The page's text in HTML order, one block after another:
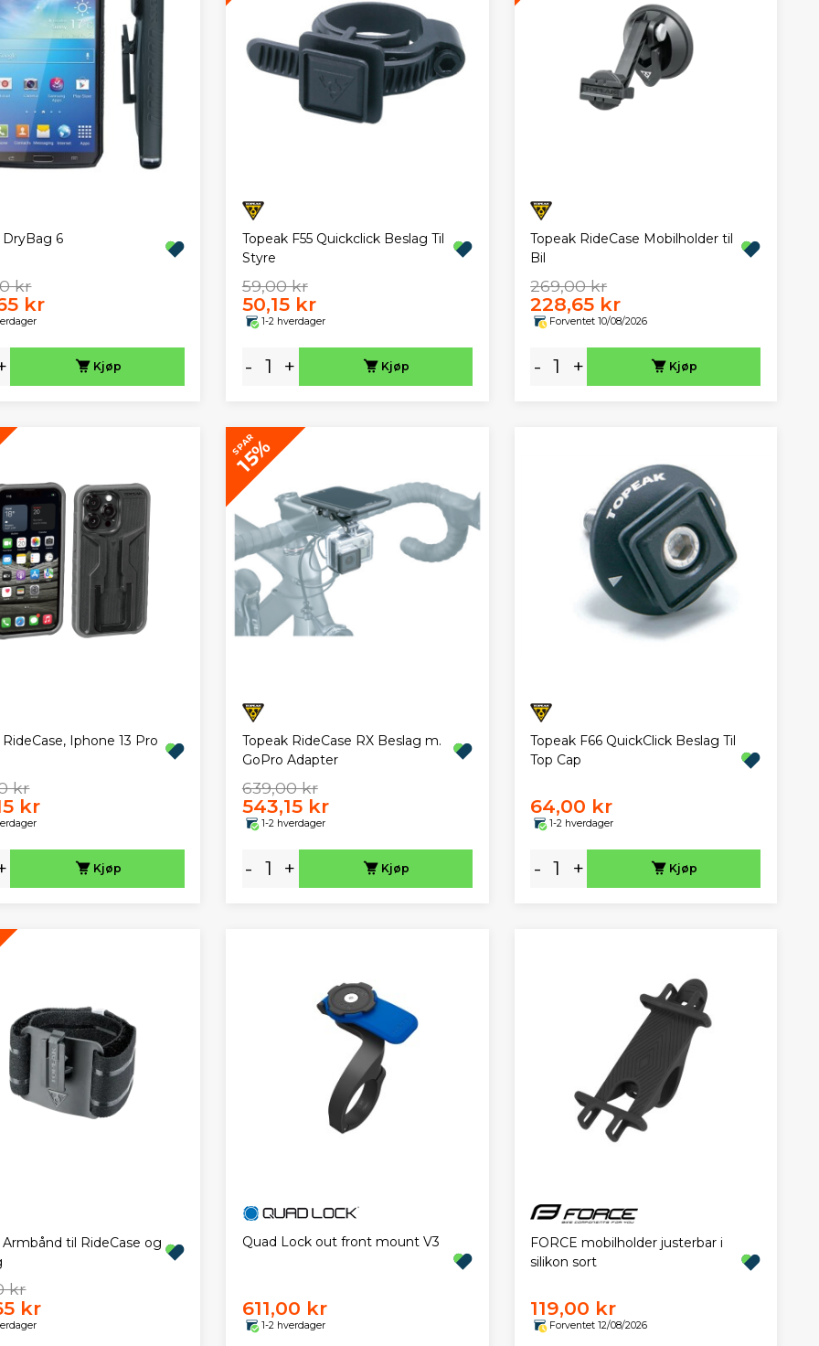
DryBag 6
kr
kr
Kjøp
Topeak F55 Quickclick Beslag Til
Styre
59,00 kr
50,15 kr
1-2 hverdager
- + Kjøp
Topeak RideCase Mobilholder til
Bil
269,00 kr
228,65 kr
Forventet 10/08/2026
- + Kjøp
Iphone 13 Pro
kr
kr
Kjøp
SPAR
15%
Topeak RideCase RX Beslag m.
GoPro Adapter
639,00 kr
543,15 kr
1-2 hverdager
- + Kjøp
Topeak F66 QuickClick Beslag Til
Top Cap
64,00 kr
1-2 hverdager
- + Kjøp
Armbånd til RideCase og
kr
kr
Quad Lock out front mount V3
611,00 kr
1-2 hverdager
FORCE mobilholder justerbar i
silikon sort
119,00 kr
Forventet 12/08/2026